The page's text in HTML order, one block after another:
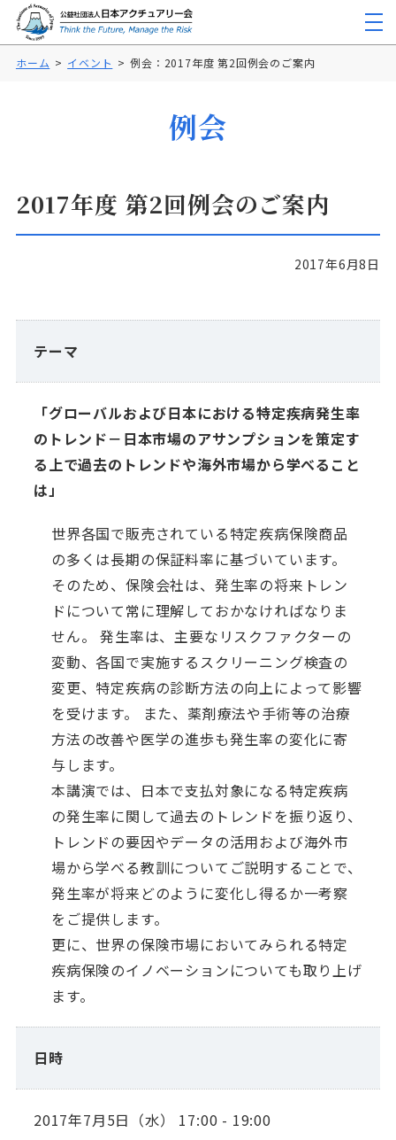
ホーム イベント 例会：2017年度 第2回例会のご案内
例会
2017年度 第2回例会のご案内
2017年6月8日
テーマ
「グローバルおよび日本における特定疾病発生率
のトレンド－日本市場のアサンプションを策定す
る上で過去のトレンドや海外市場から学べること
は」
世界各国で販売されている特定疾病保険商品
の多くは長期の保証料率に基づいています。
そのため、保険会社は、発生率の将来トレン
ドについて常に理解しておかなければなりま
せん。 発生率は、主要なリスクファクターの
変動、各国で実施するスクリーニング検査の
変更、特定疾病の診断方法の向上によって影響
を受けます。 また、薬剤療法や手術等の治療
方法の改善や医学の進歩も発生率の変化に寄
与します。
本講演では、日本で支払対象になる特定疾病
の発生率に関して過去のトレンドを振り返り、
トレンドの要因やデータの活用および海外市
場から学べる教訓についてご説明することで、
発生率が将来どのように変化し得るか一考察
をご提供します。
更に、世界の保険市場においてみられる特定
疾病保険のイノベーションについても取り上げ
ます。
日時
2017年7月5日（水） 17:00 - 19:00